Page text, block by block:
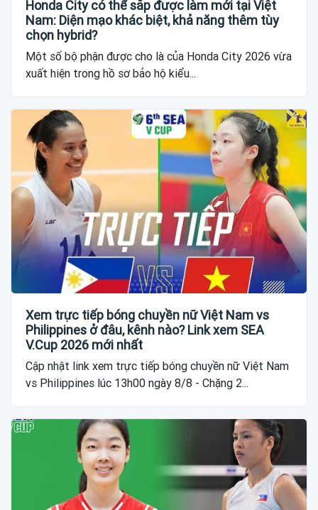
Honda City có thể sắp được làm mới tại Việt
Nam: Diện mạo khác biệt, khả năng thêm tùy
chọn hybrid?
Một số bộ phận được cho là của Honda City 2026 vừa
xuất hiện trong hồ sơ bảo hộ kiểu...
Xem trực tiếp bóng chuyền nữ Việt Nam vs
Philippines ở đâu, kênh nào? Link xem SEA
V.Cup 2026 mới nhất
Cập nhật link xem trực tiếp bóng chuyền nữ Việt Nam
vs Philippines lúc 13h00 ngày 8/8 - Chặng 2...